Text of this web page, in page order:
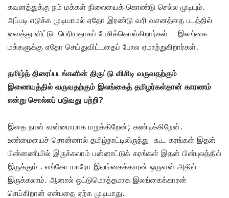
கவனத்துக்கு நம் மக்கள் நிலையைக் கொண்டு செல்ல முடியும்.
அப்படி எடுக்க முடியாமல் ஏதோ இரண்டு வரி வசனத்தை படத்தில்
வைத்து விட்டு பெரியதாகப் பேசிக்கொள்கிறார்கள் – இலங்கை
மக்களுக்கு ஏதோ செய்துவிட்டதைப் போல ஏமாற்றுகிறார்கள்.
தமிழ்த் திரைப்படங்களின் திருட்டு விசிடி வருவதற்கும்
இணையத்தில் வருவதற்கும் இலங்கைத் தமிழர்கள்தான் காரணம்
என்று சொல்லப் படுவது பற்றி?
இதை நான் வன்மையாக மறுக்கிறேன்; கண்டிக்கிறேன்.
உண்மையைச் சொன்னால் தமிழ்நாட்டிலிருந்து கூட கரங்கள் இதன்
பின்னணியில் இருக்கலாம் பன்னாட்டுக் கரங்கள் இதன் பின்புலத்தில்
இருக்கும் . எங்கோ யாரோ இலங்கைக்காரன் ஒருவன் அதில்
இருக்கலாம். ஆனால் ஒட்டுமொத்தமாக இலங்கைக்காரன்
செய்கிறான் என்பதை ஏற்க முடியாது.